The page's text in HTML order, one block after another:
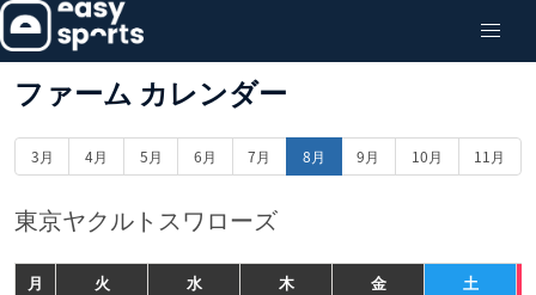
ファーム カレンダー
3月 4月 5月 6月 7月 8月 9月 10月 11月
東京ヤクルトスワローズ
月 火 水 木 金
土